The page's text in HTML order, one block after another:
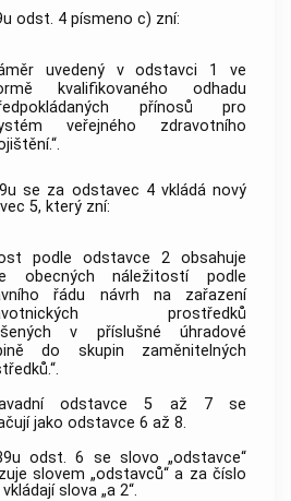
odst. 4 písmeno c) zní:
uvedený v odstavci 1 ve
kvalifikovaného odhadu
přínosů pro
veřejného zdravotního
se za odstavec 4 vkládá nový
5, který zní:
podle odstavce 2 obsahuje
obecných náležitostí podle
řádu návrh na zařazení
prostředků
v příslušné úhradové
do skupin zaměnitelných
odstavce 5 až 7 se
jako odstavce 6 až 8.
odst. 6 se slovo „odstavce“
slovem „odstavců“ a za číslo
vkládají slova „a 2“.